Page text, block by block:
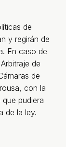
de
y regirán de
En caso de
de
de
con la
pudiera
de la ley.